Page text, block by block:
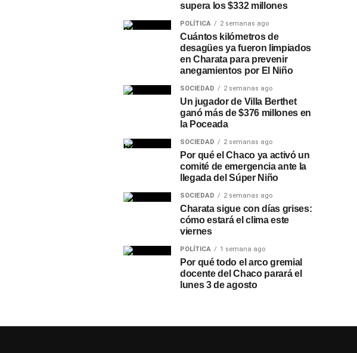
supera los $332 millones
POLÍTICA 2 semanas ago
Cuántos kilómetros de
desagües ya fueron limpiados
en Charata para prevenir
anegamientos por El Niño
SOCIEDAD 2 semanas ago
Un jugador de Villa Berthet
ganó más de $376 millones en
la Poceada
SOCIEDAD 2 semanas ago
Por qué el Chaco ya activó un
comité de emergencia ante la
llegada del Súper Niño
SOCIEDAD 2 semanas ago
Charata sigue con días grises:
cómo estará el clima este
viernes
POLÍTICA 1 semana ago
Por qué todo el arco gremial
docente del Chaco parará el
lunes 3 de agosto